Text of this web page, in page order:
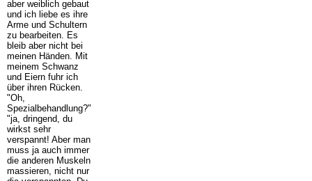
aber weiblich gebaut
und ich liebe es ihre
Arme und Schultern
zu bearbeiten. Es
bleib aber nicht bei
meinen Händen. Mit
meinem Schwanz
und Eiern fuhr ich
über ihren Rücken.
"Oh,
Spezialbehandlung?"
"ja, dringend, du
wirkst sehr
verspannt! Aber man
muss ja auch immer
die anderen Muskeln
massieren, nicht nur